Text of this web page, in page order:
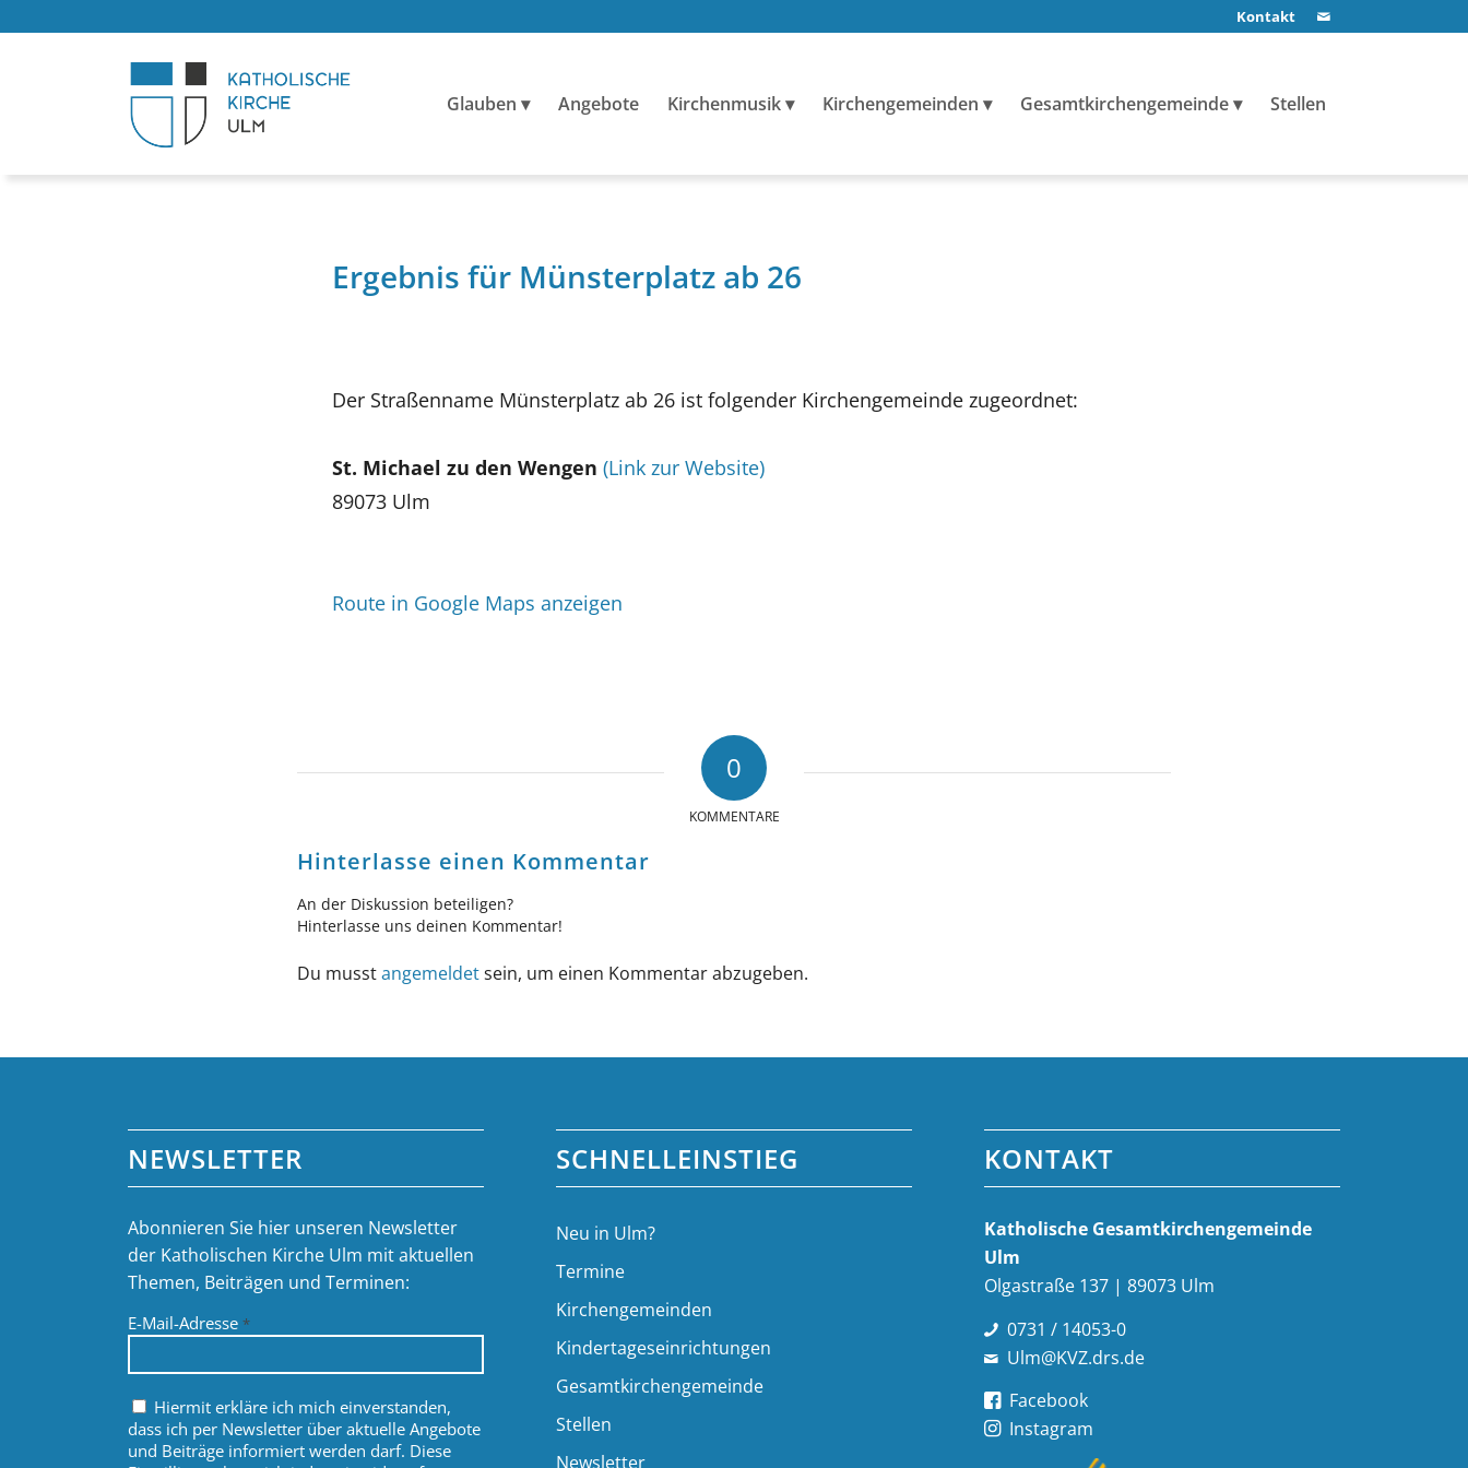
Kontakt
Glauben Angebote Kirchenmusik Kirchengemeinden Gesamtkirchengemeinde Stellen
Ergebnis für Münsterplatz ab 26
Der Straßenname Münsterplatz ab 26 ist folgender Kirchengemeinde zugeordnet:
St. Michael zu den Wengen (Link zur Website)
89073 Ulm
Route in Google Maps anzeigen
0
KOMMENTARE
Hinterlasse einen Kommentar
An der Diskussion beteiligen?
Hinterlasse uns deinen Kommentar!
Du musstangemeldetsein, um einen Kommentar abzugeben.
NEWSLETTER
Abonnieren Sie hier unseren Newsletter
der Katholischen Kirche Ulm mit aktuellen
Themen, Beiträgen und Terminen:
E-Mail-Adresse*
Hiermit erkläre ich mich einverstanden,
dass ich per Newsletter über aktuelle Angebote
und Beiträge informiert werden darf. Diese
SCHNELLEINSTIEG
Neu in Ulm?
Termine
Kirchengemeinden
Kindertageseinrichtungen
Gesamtkirchengemeinde
Stellen
Newsletter
KONTAKT
Katholische Gesamt­kirchen­gemeinde
Ulm
Olgastraße 137 | 89073 Ulm
0731 / 14053-0
Ulm@KVZ.drs.de
Facebook
Instagram